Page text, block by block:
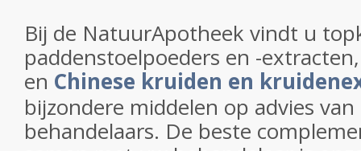
Bij de NatuurApotheek vindt u
paddenstoelpoeders en -
en Chinese kruiden en
bijzondere middelen op advies
behandelaars. De beste